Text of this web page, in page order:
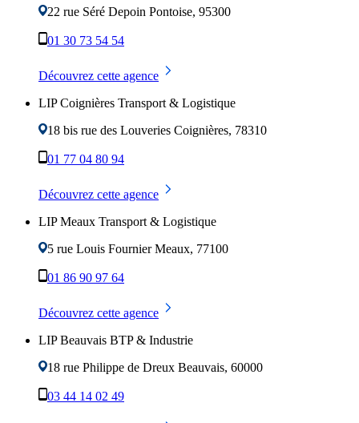
22 rue Séré Depoin Pontoise, 95300
01 30 73 54 54
Découvrez cette agence
LIP Coignières Transport & Logistique
18 bis rue des Louveries Coignières, 78310
01 77 04 80 94
Découvrez cette agence
LIP Meaux Transport & Logistique
5 rue Louis Fournier Meaux, 77100
01 86 90 97 64
Découvrez cette agence
LIP Beauvais BTP & Industrie
18 rue Philippe de Dreux Beauvais, 60000
03 44 14 02 49